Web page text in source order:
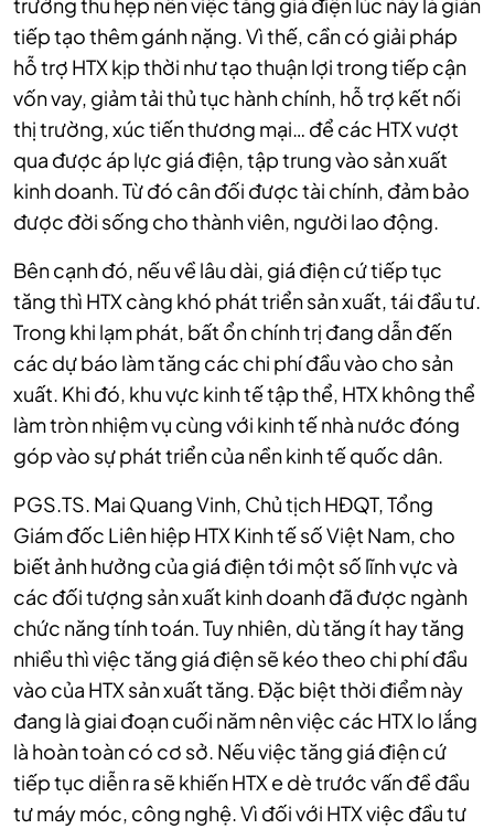
tiếp tạo thêm gánh nặng. Vì thế, cần có giải pháp
hỗ trợ HTX kịp thời như tạo thuận lợi trong tiếp cận
vốn vay, giảm tải thủ tục hành chính, hỗ trợ kết nối
thị trường, xúc tiến thương mại… để các HTX vượt
qua được áp lực giá điện, tập trung vào sản xuất
kinh doanh. Từ đó cân đối được tài chính, đảm bảo
được đời sống cho thành viên, người lao động.
Bên cạnh đó, nếu về lâu dài, giá điện cứ tiếp tục
tăng thì HTX càng khó phát triển sản xuất, tái đầu tư.
Trong khi lạm phát, bất ổn chính trị đang dẫn đến
các dự báo làm tăng các chi phí đầu vào cho sản
xuất. Khi đó, khu vực kinh tế tập thể, HTX không thể
làm tròn nhiệm vụ cùng với kinh tế nhà nước đóng
góp vào sự phát triển của nền kinh tế quốc dân.
PGS.TS. Mai Quang Vinh, Chủ tịch HĐQT, Tổng
Giám đốc Liên hiệp HTX Kinh tế số Việt Nam, cho
biết ảnh hưởng của giá điện tới một số lĩnh vực và
các đối tượng sản xuất kinh doanh đã được ngành
chức năng tính toán. Tuy nhiên, dù tăng ít hay tăng
nhiều thì việc tăng giá điện sẽ kéo theo chi phí đầu
vào của HTX sản xuất tăng. Đặc biệt thời điểm này
đang là giai đoạn cuối năm nên việc các HTX lo lắng
là hoàn toàn có cơ sở. Nếu việc tăng giá điện cứ
tiếp tục diễn ra sẽ khiến HTX e dè trước vấn đề đầu
tư máy móc, công nghệ. Vì đối với HTX việc đầu tư